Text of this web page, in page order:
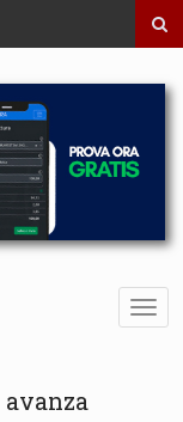
avanza